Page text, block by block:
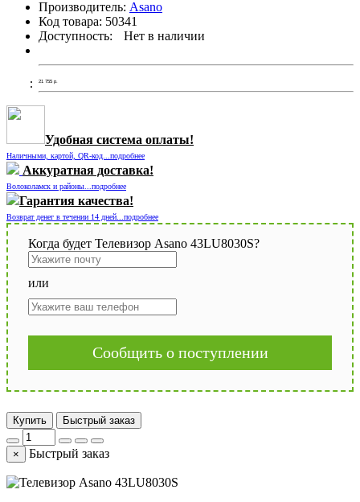
Производитель: Asano
Код товара: 50341
Доступность:
Нет в наличии
21 755 р.
Удобная система оплаты!
Наличными, картой, QR-код...подробнее
Аккуратная доставка!
Волоколамск и районы...подробнее
Гарантия качества!
Возврат денег в течении 14 дней...подробнее
Когда будет Телевизор Asano 43LU8030S?
или
Сообщить о поступлении
Купить Быстрый заказ
× Быстрый заказ